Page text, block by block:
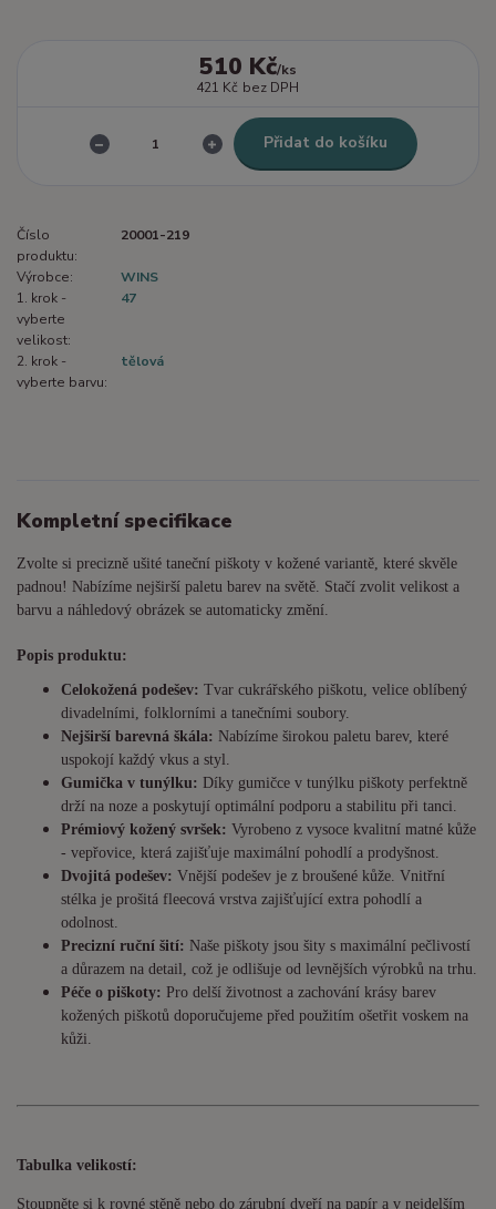
510 Kč/ks
421 Kč bez DPH
Přidat do košíku
Číslo
produktu:
20001-219
Výrobce:
WINS
1. krok -
vyberte
velikost:
47
2. krok -
vyberte barvu:
tělová
Kompletní specifikace
Zvolte si precizně ušité taneční piškoty v kožené variantě, které skvěle
padnou! Nabízíme nejširší paletu barev na světě. Stačí zvolit velikost a
barvu a náhledový obrázek se automaticky změní.
Popis produktu:
Celokožená podešev: Tvar cukrářského piškotu, velice oblíbený
divadelními, folklorními a tanečními soubory.
Nejširší barevná škála: Nabízíme širokou paletu barev, které
uspokojí každý vkus a styl.
Gumička v tunýlku: Díky gumičce v tunýlku piškoty perfektně
drží na noze a poskytují optimální podporu a stabilitu při tanci.
Prémiový kožený svršek: Vyrobeno z vysoce kvalitní matné kůže
- vepřovice, která zajišťuje maximální pohodlí a prodyšnost.
Dvojitá podešev: Vnější podešev je z broušené kůže. Vnitřní
stélka je prošitá fleecová vrstva zajišťující extra pohodlí a
odolnost.
Precizní ruční šití: Naše piškoty jsou šity s maximální pečlivostí
a důrazem na detail, což je odlišuje od levnějších výrobků na trhu.
Péče o piškoty: Pro delší životnost a zachování krásy barev
kožených piškotů doporučujeme před použitím ošetřit voskem na
kůži.
Tabulka velikostí:
Stoupněte si k rovné stěně nebo do zárubní dveří na papír a v nejdelším